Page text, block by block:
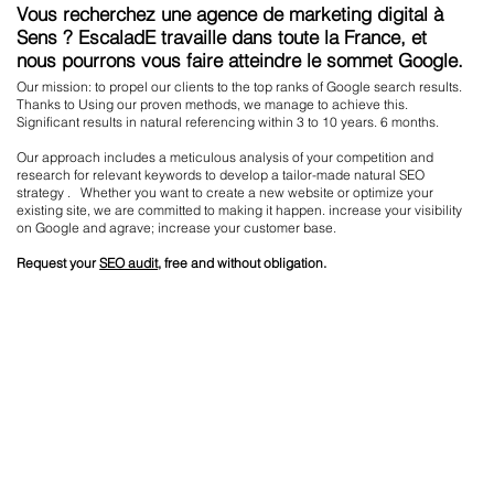
Our mission: to propel our clients to the top ranks of Google search results.
Thanks to Using our proven methods, we manage to achieve this.
Significant results in natural referencing within 3 to 10 years. 6 months.
Our approach includes a meticulous analysis of your competition and
research for relevant keywords to develop a tailor-made natural SEO
strategy . Whether you want to create a new website or optimize your
existing site, we are committed to making it happen. increase your visibility
on Google and agrave; increase your customer base.
Request yourSEO audit, free and without obligation.
Vous recherchez une agence de marketing digital à
Sens ? EscaladE travaille dans toute la France, et
nous pourrons vous faire atteindre le sommet Google.